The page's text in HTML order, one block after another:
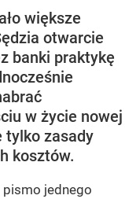
większe
otwarcie
banki praktykę
w życie nowej
tylko zasady
kosztów.
pismo jednego